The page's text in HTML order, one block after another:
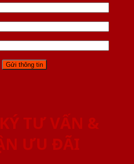
TƯ VẤN &
ƯU ĐÃI